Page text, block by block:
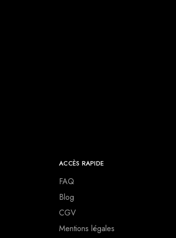
ACCÈS RAPIDE
FAQ
Blog
CGV
Mentions légales